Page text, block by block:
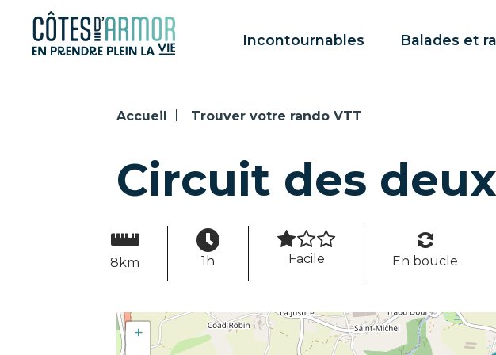
Panneau de gestion des cookies
Incontournables Balades et
Accueil Trouver votre rando VTT
Circuit des
8km 1h Facile En boucle
+